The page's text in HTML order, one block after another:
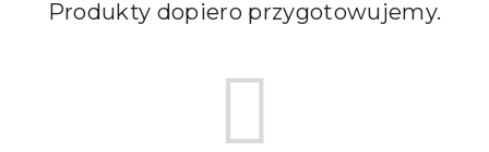
Produkty dopiero przygotowujemy.